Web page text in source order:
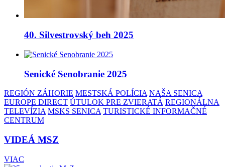
40. Silvestrovský beh 2025
Senické Senobranie 2025
REGIÓN ZÁHORIE MESTSKÁ POLÍCIA NAŠA SENICA
EUROPE DIRECT ÚTULOK PRE ZVIERATÁ REGIONÁLNA
TELEVÍZIA MSKS SENICA TURISTICKÉ INFORMAČNÉ
CENTRUM
VIDEÁ MSZ
VIAC